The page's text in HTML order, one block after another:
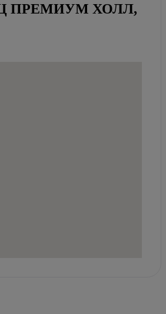
ПРЕМИУМ ХОЛЛ,